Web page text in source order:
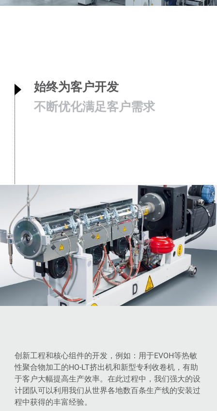
始终为客户开发
不断优化满足客户需求
创新工程和核心组件的开发，例如：用于EVOH等热敏
性聚合物加工的HO-LT挤出机和新型专利收卷机，有助
于客户大幅提高生产效率。在此过程中，我们强大的设
计团队可以利用我们从世界各地数百条生产线的安装过
程中获得的丰富经验。